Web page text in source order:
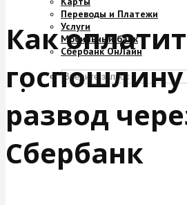
Переводы и Платежи
Услуги
Мобильный банк
Сбербанк ОнЛайн
Как
развод
Сбербанк